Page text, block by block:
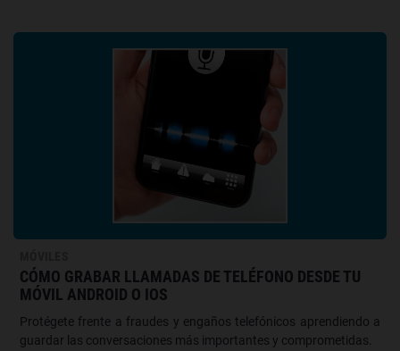
CÓMO GRABAR LLAMADAS DE TELÉFONO DESDE TU
MÓVIL ANDROID O IOS
Protégete frente a fraudes y engaños telefónicos aprendiendo a
guardar las conversaciones más importantes y comprometidas.